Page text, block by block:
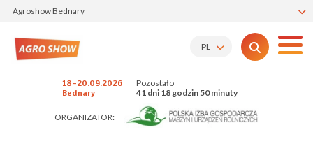
Agroshow Bednary
18-20.09.2026
Bednary
Pozostało
41 dni 18 godzin 50 minuty
ORGANIZATOR:
PL